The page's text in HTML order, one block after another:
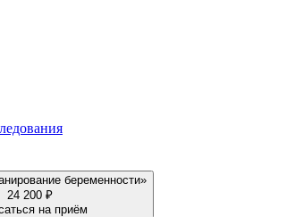
беременности»
24 200 ₽
на приём